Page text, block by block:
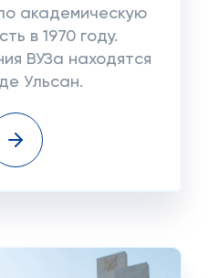
академическую
в 1970 году.
ВУЗа находятся
Ульсан.